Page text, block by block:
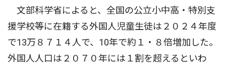
文部科学省によると、全国の公立小中高・特別支
援学校等に在籍する外国人児童生徒は２０２４年度
で13万８７１４人で、10年で約１・８倍増加した。
外国人人口は２０７０年には１割を超えるといわ